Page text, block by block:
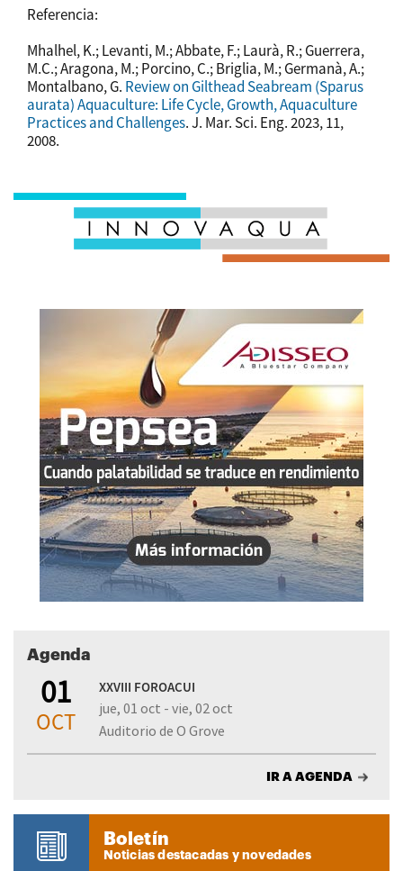
Referencia:
Mhalhel, K.; Levanti, M.; Abbate, F.; Laurà, R.; Guerrera,
M.C.; Aragona, M.; Porcino, C.; Briglia, M.; Germanà, A.;
Montalbano, G. Review on Gilthead Seabream (Sparus
aurata) Aquaculture: Life Cycle, Growth, Aquaculture
Practices and Challenges. J. Mar. Sci. Eng. 2023, 11,
2008.
Agenda
01
OCT
XXVIII FOROACUI
jue, 01 oct - vie, 02 oct
Auditorio de O Grove
IR A AGENDA
Boletín
Noticias destacadas y novedades